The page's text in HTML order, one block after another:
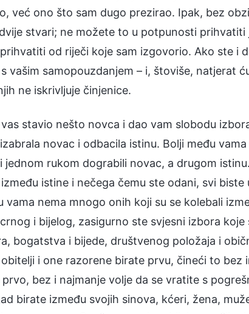
već ono što sam dugo prezirao. Ipak, bez
stvari; ne možete to u potpunosti prihvatiti
od riječi koje sam izgovorio. Ako ste i
vašim samopouzdanjem – i, štoviše, natjerat
ne iskrivljuje činjenice.
stavio nešto novca i dao vam slobodu
novac i odbacila istinu. Bolji među
jednom rukom dograbili novac, a drugom
istine i nečega čemu ste odani, svi
vama nema mnogo onih koji su se kolebali
i bijelog, zasigurno ste svjesni izbora
bogatstva i bijede, društvenog položaja i
i one razorene birate prvu, čineći to bez
bez i najmanje volje da se vratite s
birate između svojih sinova, kćeri, žena,